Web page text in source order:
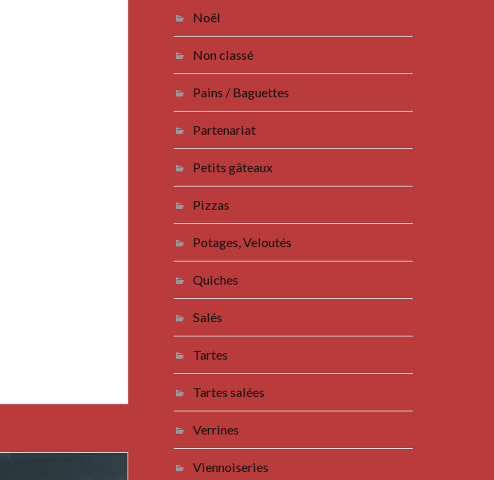
Noël
Non classé
Pains / Baguettes
Partenariat
Petits gâteaux
Pizzas
Potages, Veloutés
Quiches
Salés
Tartes
Tartes salées
Verrines
Viennoiseries